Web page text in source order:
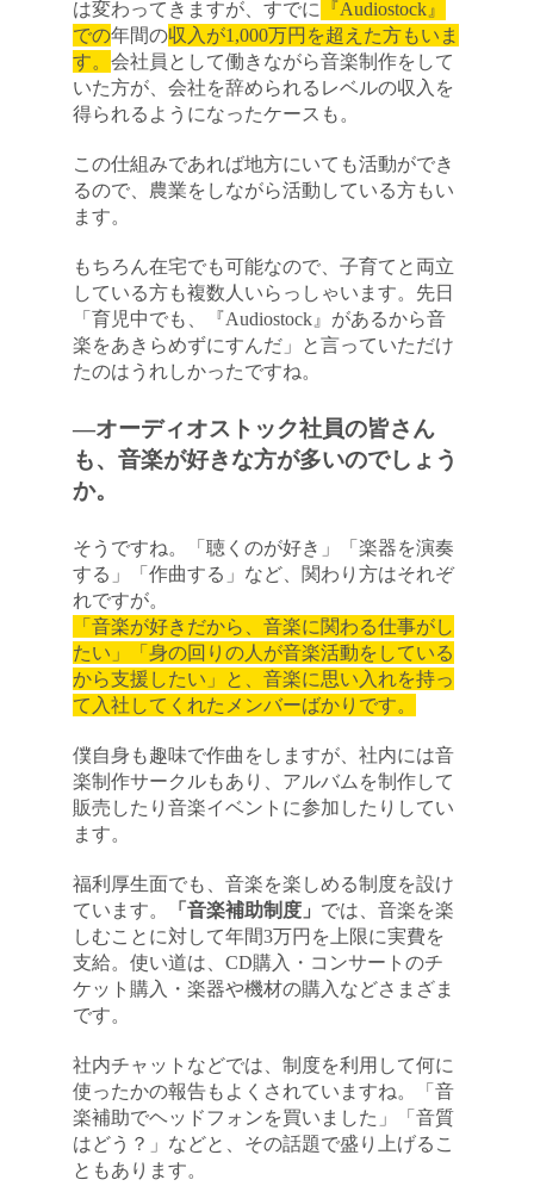
は変わってきますが、すでに 『Audiostock』
での年間の収入が1,000万円を超えた方もいま
す。 会社員として働きながら音楽制作をして
いた方が、会社を辞められるレベルの収入を
得られるようになったケースも。
この仕組みであれば地方にいても活動ができ
るので、農業をしながら活動している方もい
ます。
もちろん在宅でも可能なので、子育てと両立
している方も複数人いらっしゃいます。先日
「育児中でも、『Audiostock』があるから音
楽をあきらめずにすんだ」と言っていただけ
たのはうれしかったですね。
―オーディオストック社員の皆さん
も、音楽が好きな方が多いのでしょう
か。
そうですね。「聴くのが好き」「楽器を演奏
する」「作曲する」など、関わり方はそれぞ
れですが。
「音楽が好きだから、音楽に関わる仕事がし
たい」「身の回りの人が音楽活動をしている
から支援したい」と、音楽に思い入れを持っ
て入社してくれたメンバーばかりです。
僕自身も趣味で作曲をしますが、社内には音
楽制作サークルもあり、アルバムを制作して
販売したり音楽イベントに参加したりしてい
ます。
福利厚生面でも、音楽を楽しめる制度を設け
ています。
「音楽補助制度」 では、音楽を楽
しむことに対して年間3万円を上限に実費を
支給。使い道は、CD購入・コンサートのチ
ケット購入・楽器や機材の購入などさまざま
です。
社内チャットなどでは、制度を利用して何に
使ったかの報告もよくされていますね。「音
楽補助でヘッドフォンを買いました」「音質
はどう？」などと、その話題で盛り上げるこ
ともあります。